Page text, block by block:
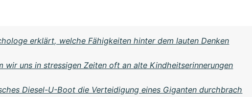
erklärt, welche Fähigkeiten hinter dem lauten Denken
wir uns in stressigen Zeiten oft an alte Kindheitserinnerungen
Diesel-U-Boot die Verteidigung eines Giganten durchbrach